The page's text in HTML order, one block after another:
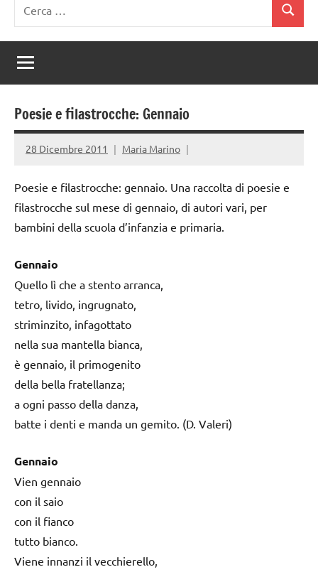
per:
Cerca
Poesie e filastrocche: Gennaio
28 Dicembre 2011 Maria Marino
Poesie e filastrocche: gennaio. Una raccolta di poesie e
filastrocche sul mese di gennaio, di autori vari, per
bambini della scuola d’infanzia e primaria.
Gennaio
Quello lì che a stento arranca,
tetro, livido, ingrugnato,
striminzito, infagottato
nella sua mantella bianca,
è gennaio, il primogenito
della bella fratellanza;
a ogni passo della danza,
batte i denti e manda un gemito. (D. Valeri)
Gennaio
Vien gennaio
con il saio
con il fianco
tutto bianco.
Viene innanzi il vecchierello,